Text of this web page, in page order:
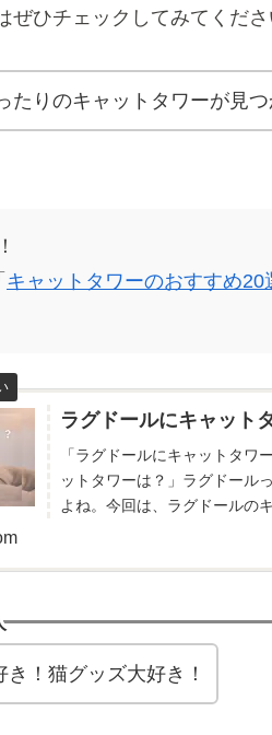
ぜひチェックしてみてくださ
たりのキャットタワーが見つ
キャットタワーのおすすめ
ラグドールにキャット
「ラグドールにキャットタワ
ットタワーは？」ラグドール
よね。今回は、ラグドールの
き！猫グッズ大好き！